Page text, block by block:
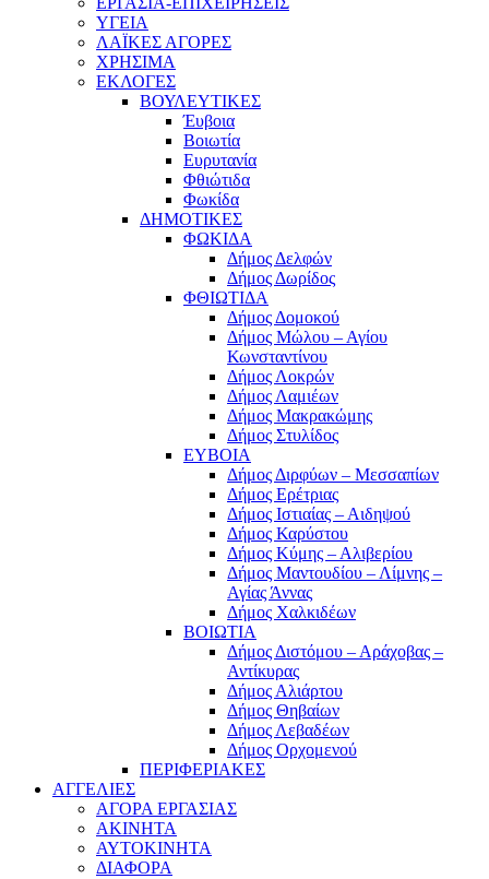
ΥΓΕΙΑ
ΛΑΪΚΕΣ ΑΓΟΡΕΣ
ΧΡΗΣΙΜΑ
ΕΚΛΟΓΕΣ
ΒΟΥΛΕΥΤΙΚΕΣ
Έυβοια
Βοιωτία
Ευρυτανία
Φθιώτιδα
Φωκίδα
ΔΗΜΟΤΙΚΕΣ
ΦΩΚΙΔΑ
Δήμος Δελφών
Δήμος Δωρίδος
ΦΘΙΩΤΙΔΑ
Δήμος Δομοκού
Δήμος Μώλου – Αγίου
Κωνσταντίνου
Δήμος Λοκρών
Δήμος Λαμιέων
Δήμος Μακρακώμης
Δήμος Στυλίδος
ΕΥΒΟΙΑ
Δήμος Διρφύων – Μεσσαπίων
Δήμος Ερέτριας
Δήμος Ιστιαίας – Αιδηψού
Δήμος Καρύστου
Δήμος Κύμης – Αλιβερίου
Δήμος Μαντουδίου – Λίμνης –
Αγίας Άννας
Δήμος Χαλκιδέων
ΒΟΙΩΤΙΑ
Δήμος Διστόμου – Αράχοβας –
Αντίκυρας
Δήμος Αλιάρτου
Δήμος Θηβαίων
Δήμος Λεβαδέων
Δήμος Ορχομενού
ΠΕΡΙΦΕΡΙΑΚΕΣ
ΑΓΓΕΛΙΕΣ
ΑΓΟΡΑ ΕΡΓΑΣΙΑΣ
ΑΚΙΝΗΤΑ
ΑΥΤΟΚΙΝΗΤΑ
ΔΙΑΦΟΡΑ